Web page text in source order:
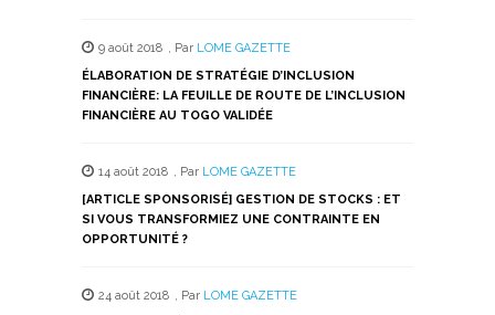
9 août 2018 , Par LOME GAZETTE
ÉLABORATION DE STRATÉGIE D’INCLUSION
FINANCIÈRE: LA FEUILLE DE ROUTE DE L’INCLUSION
FINANCIÈRE AU TOGO VALIDÉE
14 août 2018 , Par LOME GAZETTE
[ARTICLE SPONSORISÉ] GESTION DE STOCKS : ET
SI VOUS TRANSFORMIEZ UNE CONTRAINTE EN
OPPORTUNITÉ ?
24 août 2018 , Par LOME GAZETTE